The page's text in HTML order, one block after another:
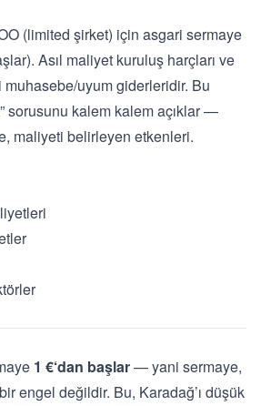
(limited şirket) için asgari sermaye
Asıl maliyet kuruluş harçları ve
muhasebe/uyum giderleridir. Bu
sorusunu kalem kalem açıklar —
maliyeti belirleyen etkenleri.
1 €‘dan başlar— yani sermaye,
engel değildir. Bu, Karadağ’ı düşük